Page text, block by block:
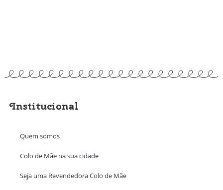
Institucional
Quem somos
Colo de Mãe na sua cidade
Seja uma Revendedora Colo de Mãe